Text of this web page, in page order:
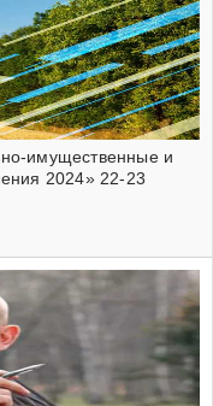
имущественные и
2024» 22-23